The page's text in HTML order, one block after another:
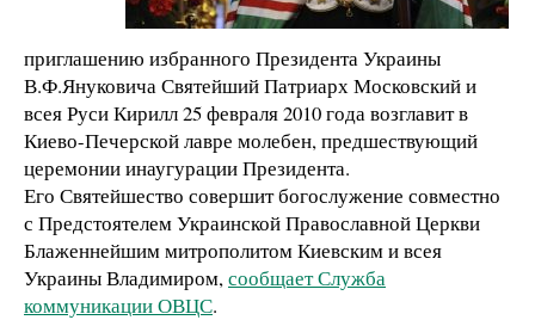
приглашению избранного Президента Украины
В.Ф.Януковича Святейший Патриарх Московский и
всея Руси Кирилл 25 февраля 2010 года возглавит в
Киево-Печерской лавре молебен, предшествующий
церемонии инаугурации Президента.
Его Святейшество совершит богослужение совместно
с Предстоятелем Украинской Православной Церкви
Блаженнейшим митрополитом Киевским и всея
Украины Владимиром,сообщает Служба
коммуникации ОВЦС.